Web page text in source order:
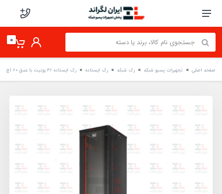
0
صفحه اصلی تجهیزات پسیو شبکه رک شبکه رک ایستاده رک ایستاده 42 یونیت با عمق 60 اچ پی آسیا